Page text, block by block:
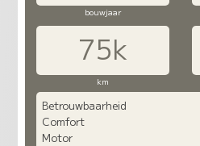
bouwjaar
75k
km
Betrouwbaarheid
Comfort
Motor